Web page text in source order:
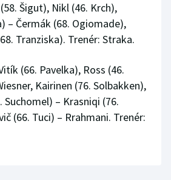
Šigut), Nikl (46. Krch),
– Čermák (68. Ogiomade),
Tranziska). Trenér: Straka.
(66. Pavelka), Ross (46.
Kairinen (76. Solbakken),
Suchomel) – Krasniqi (76.
(66. Tuci) – Rrahmani. Trenér: